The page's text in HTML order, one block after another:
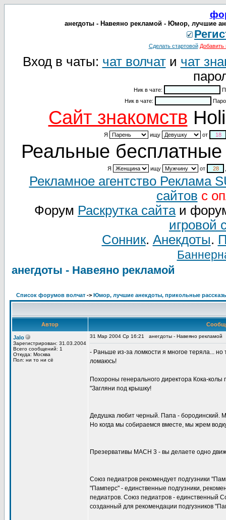
анегдоты - Навеяно рекламой - Юмор, лучшие
Сделать стартовой Добавить
Вход в чаты: чат волчати чат
Ник в чате:
Ник в чате:
Cайт знакомств
Я ищу от
Реальные бесплатные
Я ищу от
Рекламное агентство Реклама
сайтов с
Форум Раскрутка сайтаи
игровой
Сонник. Анекдоты.
анегдоты - Навеяно рекламой
Список форумов волчат -> Юмор, лучшие анекдоты, прикольные
Автор
Jalo
Зарегистрирован: 31.03.2004
Всего сообщений: 1
Откуда: Москва
Пол: ни то ни сё
31 Мар 2004 Ср 16:21 анегдоты - Навеяно рекламой
- Раньше из-за ломкости я многое теряла... но
ломаюсь!
Похороны генерального директора Кока-колы
"Загляни под крышку!
Дедушка любит черный. Папа - бородинский.
Но когда мы собираемся вместе, мы жрем
Презервативы MACH 3 - вы делаете одно
Союз педиатров рекомендует подгузники
"Памперс" - единственные подгузники,
педиатров. Союз педиатров - единственный
созданный для рекомендации подгузников